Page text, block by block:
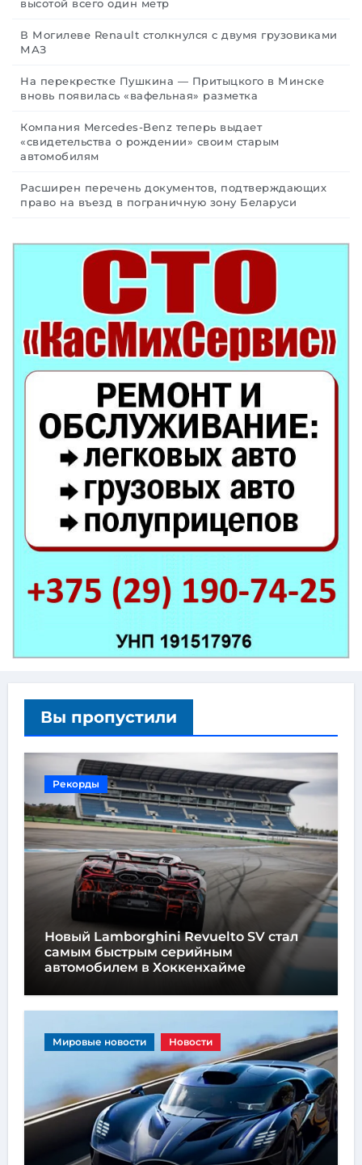
высотой всего один метр
В Могилеве Renault столкнулся с двумя грузовиками
МАЗ
На перекрестке Пушкина — Притыцкого в Минске
вновь появилась «вафельная» разметка
Компания Mercedes-Benz теперь выдает
«свидетельства о рождении» своим старым
автомобилям
Расширен перечень документов, подтверждающих
право на въезд в пограничную зону Беларуси
Вы пропустили
Рекорды
Новый Lamborghini Revuelto SV стал
самым быстрым серийным
автомобилем в Хоккенхайме
Мировые новости Новости